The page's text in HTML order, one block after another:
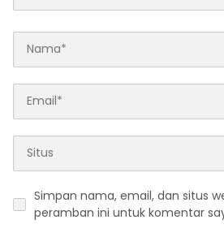
Simpan nama, email, dan situs
peramban ini untuk komentar